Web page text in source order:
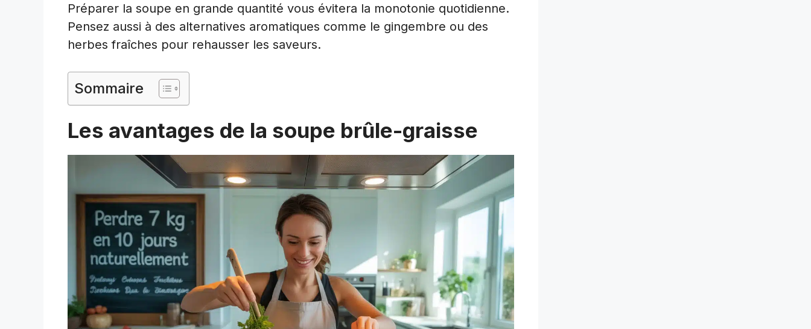
Préparer la soupe en grande quantité vous évitera la monotonie quotidienne.
Pensez aussi à des alternatives aromatiques comme le gingembre ou des
herbes fraîches pour rehausser les saveurs.
Sommaire
Les avantages de la soupe brûle-graisse